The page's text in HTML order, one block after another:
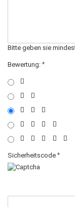
Bitte geben sie
Bewertung:
Sicherheitscode